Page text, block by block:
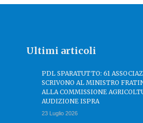
Ultimi articoli
PDL SPARATUTTO: 61
SCRIVONO AL MINISTRO
ALLA COMMISSIONE
AUDIZIONE ISPRA
23 Luglio 2026